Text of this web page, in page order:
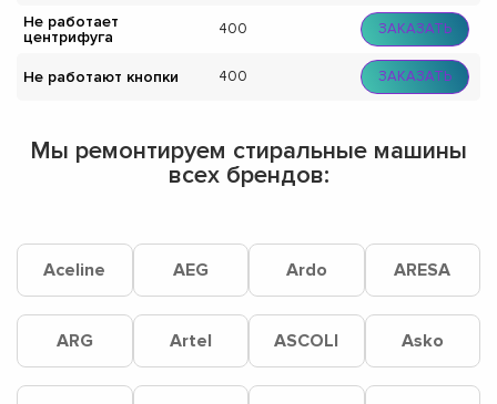
Не работает
центрифуга
400 ЗАКАЗАТЬ
Не работают кнопки 400 ЗАКАЗАТЬ
Мы ремонтируем стиральные машины
всех брендов:
Aceline AEG Ardo ARESA
ARG Artel ASCOLI Asko